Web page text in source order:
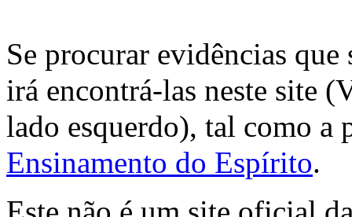
Se procurar evidências
irá encontrá-las neste site
lado esquerdo), tal como a
Ensinamento do Espírito.